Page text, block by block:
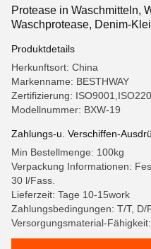
Protease in Waschmitteln,
Waschprotease, Denim-
Textilenzympräparate
Produktdetails
Herkunftsort: China
Markenname: BESTHWAY
Zertifizierung:
Modellnummer: BXW-19
Zahlungs-u. Verschiffen-
Min Bestellmenge: 100kg
Verpackung Informationen:
30 l/Fass.
Lieferzeit: Tage 10-15work
Zahlungsbedingungen: T/T, D/
Versorgungsmaterial-